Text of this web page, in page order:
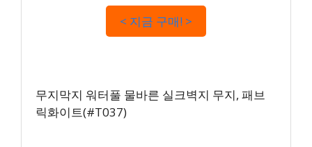
< 지금 구매! >
무지막지 워터풀 물바른 실크벽지 무지, 패브
릭화이트(#T037)